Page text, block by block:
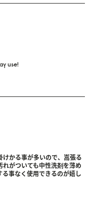
use!
けかる事が多いので、嵩張る
がついても中性洗剤を薄め
事なく使用できるのが嬉し